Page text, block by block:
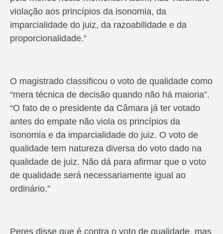
violação aos princípios da isonomia, da
imparcialidade do juiz, da razoabilidade e da
proporcionalidade.”
O magistrado classificou o voto de qualidade como
“mera técnica de decisão quando não há maioria”.
“O fato de o presidente da Câmara já ter votado
antes do empate não viola os princípios da
isonomia e da imparcialidade do juiz. O voto de
qualidade tem natureza diversa do voto dado na
qualidade de juiz. Não dá para afirmar que o voto
de qualidade será necessariamente igual ao
ordinário.”
Peres disse que é contra o voto de qualidade, mas